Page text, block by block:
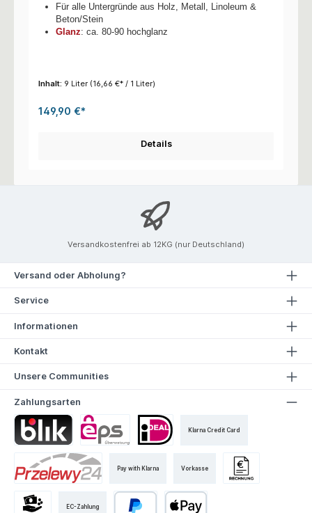
Für alle Untergründe aus Holz, Metall, Linoleum &
Beton/Stein
Glanz: ca. 80-90 hochglanz
Inhalt: 9 Liter (16,66 €* / 1 Liter)
149,90 €*
Details
Versandkostenfrei ab 12KG (nur Deutschland)
Versand oder Abholung?
Service
Informationen
Kontakt
Unsere Communities
Zahlungsarten
Klarna Credit Card
Pay with Klarna Vorkasse
EC-Zahlung